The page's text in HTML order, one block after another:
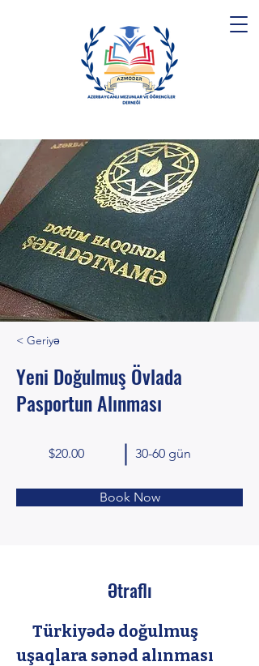
< Geriyə
Yeni Doğulmuş Övlada
Pasportun Alınması
$20.00 30-60 gün
Book Now
Ətraflı
uşaqlara sənəd alınması